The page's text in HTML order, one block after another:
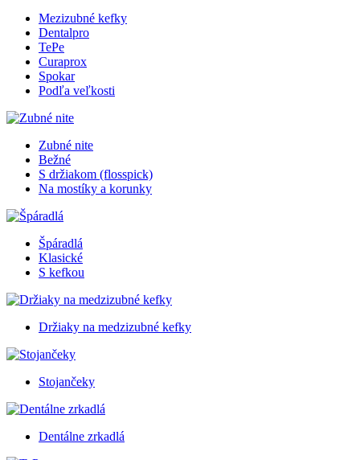
Mezizubné kefky
Dentalpro
TePe
Curaprox
Spokar
Podľa veľkosti
Zubné nite
Bežné
S držiakom (flosspick)
Na mostíky a korunky
Špáradlá
Klasické
S kefkou
Držiaky na medzizubné kefky
Stojančeky
Dentálne zrkadlá